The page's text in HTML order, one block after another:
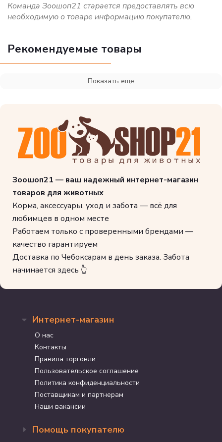
Команда Зоошоп21 старается предоставлять всю
необходимую о товаре информацию покупателю.
Рекомендуемые товары
Показать еще
Зоошоп21 — ваш надежный интернет-магазин
товаров для животных
Корма, аксессуары, уход и забота — всё для
любимцев в одном месте
Работаем только с проверенными брендами —
качество гарантируем
Доставка по Чебоксарам в день заказа. Забота
начинается здесь 👆
Интернет-магазин
О нас
Контакты
Правила торговли
Пользовательское соглашение
Политика конфиденциальности
Поставщикам и партнерам
Наши вакансии
Помощь покупателю